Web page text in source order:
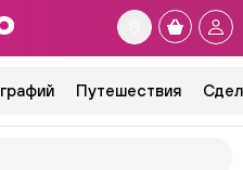
Путешествия